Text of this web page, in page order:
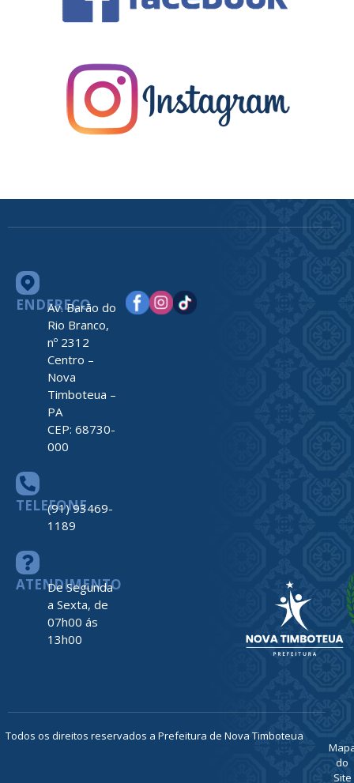
ENDEREÇO
Av. Barão do
Rio Branco,
nº 2312
Centro –
Nova
Timboteua –
PA
CEP: 68730-
000
TELEFONE
(91) 93469-
1189
ATENDIMENTO
De Segunda
a Sexta, de
07h00 ás
13h00
Todos os direitos reservados a Prefeitura de Nova Timboteua
do
Site